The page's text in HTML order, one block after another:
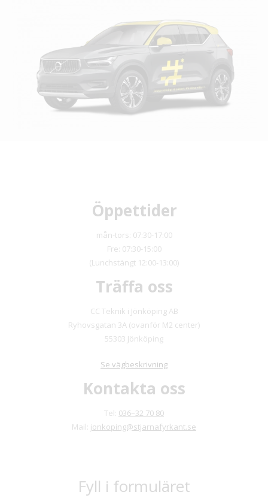
Öppettider
mån-tors: 07:30-17:00
Fre: 07:30-15:00
(Lunchstängt 12:00-13:00)
Träffa oss
CC Teknik i Jönköping AB
Ryhovsgatan 3A (ovanför M2 center)
55303 Jönköping
Se vägbeskrivning
Kontakta oss
Tel: 036–32 70 80
Mail: jonkoping@stjarnafyrkant.se
Fyll i formuläret